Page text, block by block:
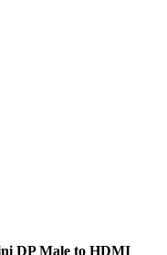
DP Male to HDMI